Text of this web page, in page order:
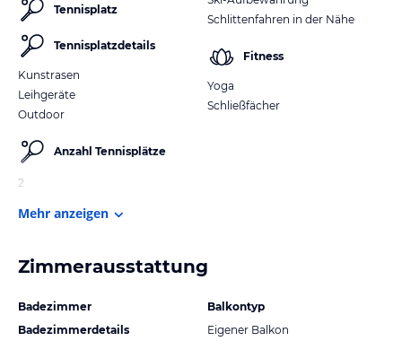
Tennisplatz
Tennisplatzdetails
Kunstrasen
Leihgeräte
Outdoor
Anzahl Tennisplätze
2
Schlittenfahren in der Nähe
Fitness
Yoga
Schließfächer
Mehr anzeigen
Zimmerausstattung
Badezimmer
Badezimmerdetails
Balkontyp
Eigener Balkon